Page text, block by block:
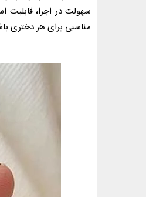
سهولت در اجرا، قابلیت
مناسبی برای هر دختری